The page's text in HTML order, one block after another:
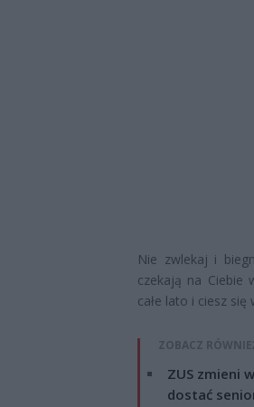
Nie zwlekaj i
czekają na Ciebie
całe lato i ciesz
ZOBACZ
ZUS zmieni
dostać